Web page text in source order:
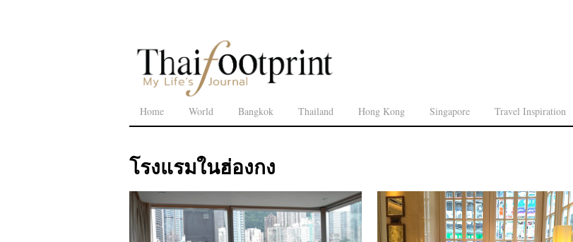
Home World Bangkok Thailand Hong Kong Singapore Travel Inspiration
โรงแรมในฮ่องกง